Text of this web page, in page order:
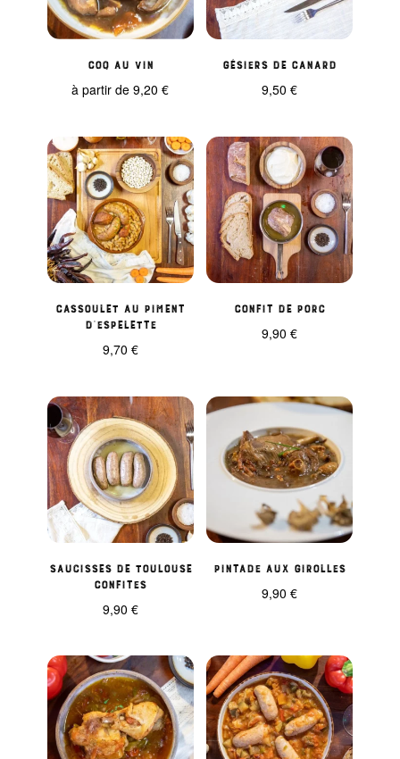
Coq au vin
à partir de9,20€
Gésiers de canard
9,50€
Cassoulet au Piment
d’Espelette
9,70 €
Confit de porc
9,90€
Saucisses de Toulouse
confites
9,90 €
Pintade aux girolles
9,90€